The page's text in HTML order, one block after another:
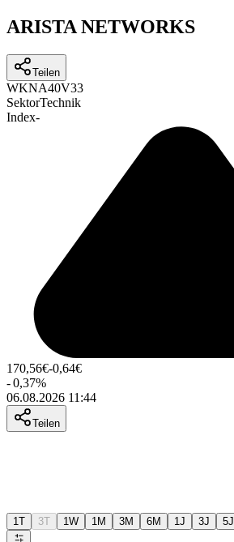
ARISTA NETWORKS
Teilen
WKNA40V33
SektorTechnik
Index-
170,56€-0,64€
-0,37%
06.08.2026 11:44
Teilen
1T 3T 1W 1M 3M 6M 1J 3J 5J